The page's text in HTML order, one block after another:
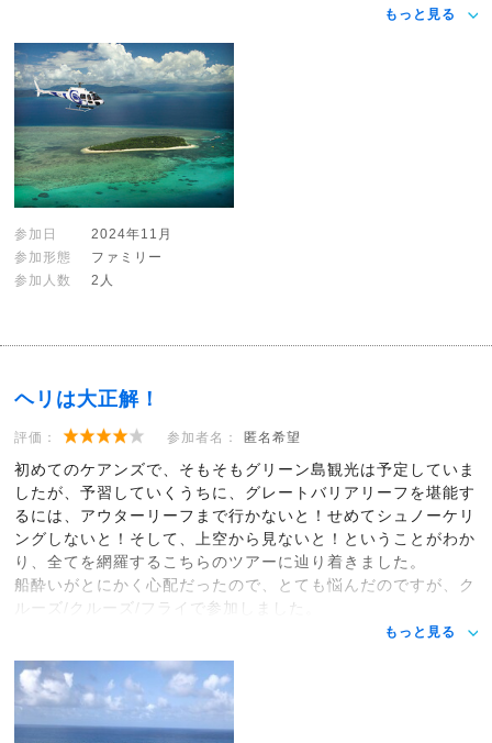
もっと見る
参加日
2024年11月
参加形態
ファミリー
参加人数
2人
ヘリは大正解！
評価： 参加者名： 匿名希望
初めてのケアンズで、そもそもグリーン島観光は予定していま
したが、予習していくうちに、グレートバリアリーフを堪能す
るには、アウターリーフまで行かないと！せめてシュノーケリ
ングしないと！そして、上空から見ないと！ということがわか
り、全てを網羅するこちらのツアーに辿り着きました。
船酔いがとにかく心配だったので、とても悩んだのですが、ク
ルーズ/クルーズ/フライで参加しました。
もっと見る